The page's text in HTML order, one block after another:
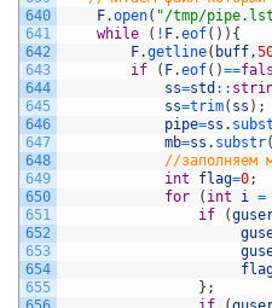
640
641
642
643
644
645
646
647
648
649
650
651
652
653
654
655
F.open( "/tmp/
while
( ! F.eof( ) ) {
F.getline( buff,
if
( F.eof( )==
ss=std ::
ss=trim( ss ) ;
pipe=ss .
mb=ss . substr(
//заполняем
int
flag=0;
for
( int i =
if
(
} ;